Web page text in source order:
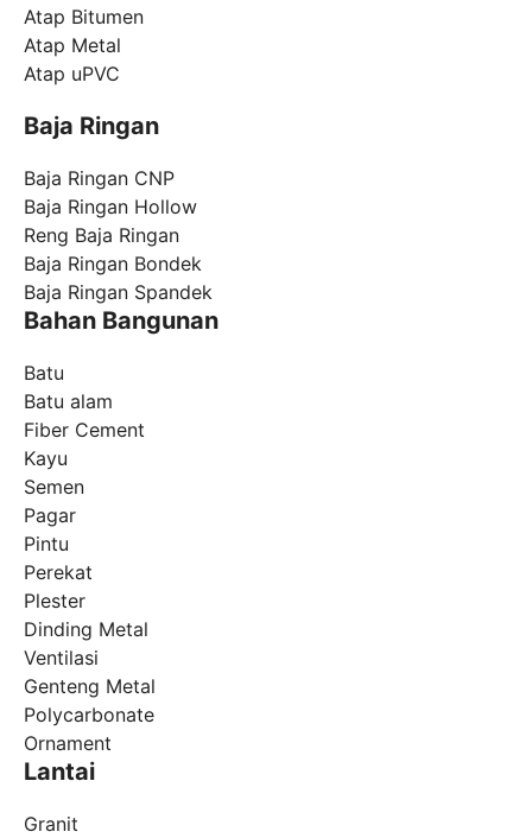
Atap Bitumen
Atap Metal
Atap uPVC
Baja Ringan
Baja Ringan CNP
Baja Ringan Hollow
Reng Baja Ringan
Baja Ringan Bondek
Baja Ringan Spandek
Bahan Bangunan
Batu
Batu alam
Fiber Cement
Kayu
Semen
Pagar
Pintu
Perekat
Plester
Dinding Metal
Ventilasi
Genteng Metal
Polycarbonate
Ornament
Lantai
Granit